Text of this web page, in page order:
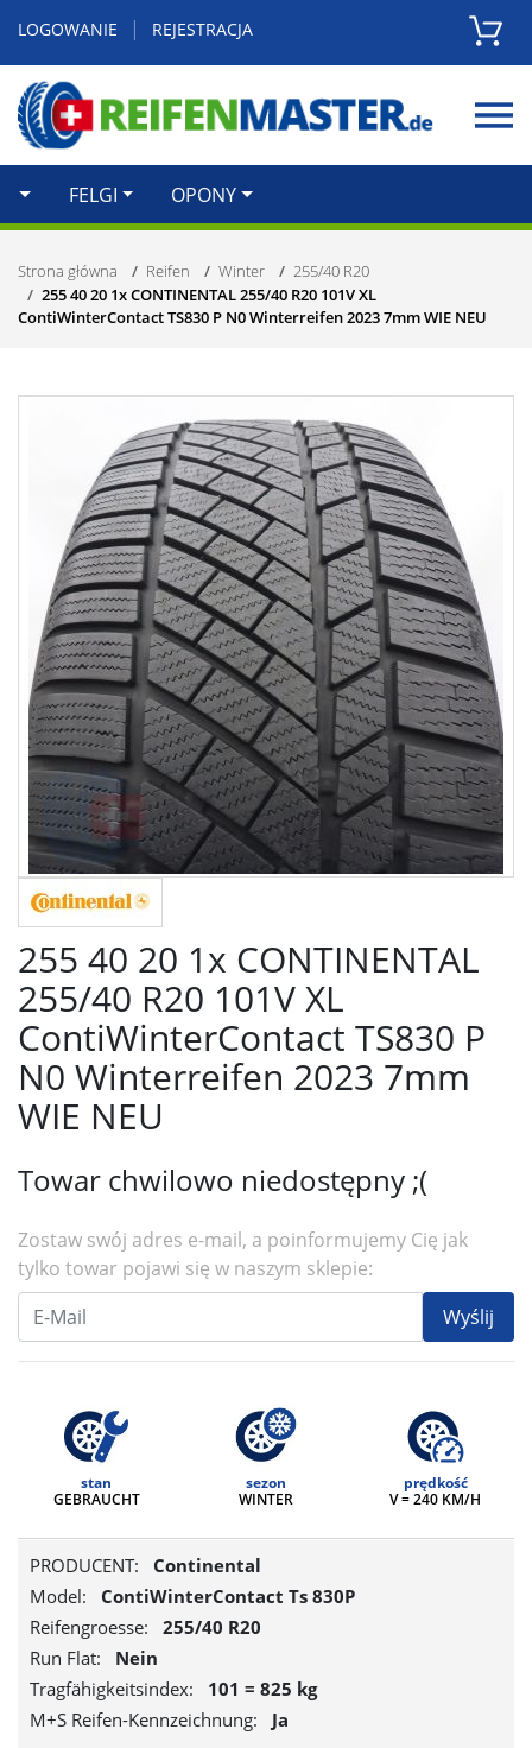
LOGOWANIE | REJESTRACJA
FELGI OPONY
Strona główna Reifen Winter
255/40 R20
255 40 20 1x CONTINENTAL 255/40 R20 101V XL
ContiWinterContact TS830 P N0 Winterreifen 2023 7mm WIE NEU
255 40 20 1x CONTINENTAL
255/40 R20 101V XL
ContiWinterContact TS830 P
N0 Winterreifen 2023 7mm
WIE NEU
Towar chwilowo niedostępny ;(
Zostaw swój adres e-mail, a poinformujemy Cię jak
tylko towar pojawi się w naszym sklepie:
Wyślij
stan
GEBRAUCHT
sezon
WINTER
prędkość
V = 240 KM/H
PRODUCENT:
Continental
Model:
ContiWinterContact Ts 830P
Reifengroesse:
255/40 R20
Run Flat:
Nein
Tragfähigkeitsindex:
101 = 825 kg
M+S Reifen-Kennzeichnung:
Ja